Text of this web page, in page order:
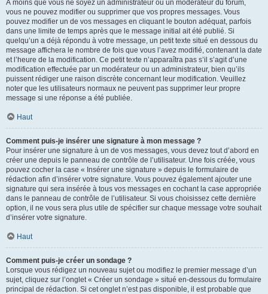
À moins que vous ne soyez un administrateur ou un modérateur du forum,
vous ne pouvez modifier ou supprimer que vos propres messages. Vous
pouvez modifier un de vos messages en cliquant le bouton adéquat, parfois
dans une limite de temps après que le message initial ait été publié. Si
quelqu’un a déjà répondu à votre message, un petit texte situé en dessous du
message affichera le nombre de fois que vous l’avez modifié, contenant la date
et l’heure de la modification. Ce petit texte n’apparaîtra pas s’il s’agit d’une
modification effectuée par un modérateur ou un administrateur, bien qu’ils
puissent rédiger une raison discrète concernant leur modification. Veuillez
noter que les utilisateurs normaux ne peuvent pas supprimer leur propre
message si une réponse a été publiée.
Haut
Comment puis-je insérer une signature à mon message ?
Pour insérer une signature à un de vos messages, vous devez tout d’abord en
créer une depuis le panneau de contrôle de l’utilisateur. Une fois créée, vous
pouvez cocher la case « Insérer une signature » depuis le formulaire de
rédaction afin d’insérer votre signature. Vous pouvez également ajouter une
signature qui sera insérée à tous vos messages en cochant la case appropriée
dans le panneau de contrôle de l’utilisateur. Si vous choisissez cette dernière
option, il ne vous sera plus utile de spécifier sur chaque message votre souhait
d’insérer votre signature.
Haut
Comment puis-je créer un sondage ?
Lorsque vous rédigez un nouveau sujet ou modifiez le premier message d’un
sujet, cliquez sur l’onglet « Créer un sondage » situé en-dessous du formulaire
principal de rédaction. Si cet onglet n’est pas disponible, il est probable que